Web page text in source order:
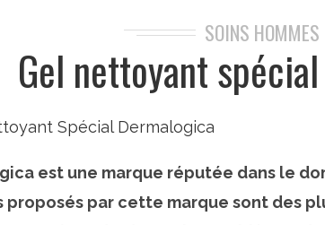
SOINS HOMMES
Gel nettoyant
est une marque réputée dans le
proposés par cette marque sont des